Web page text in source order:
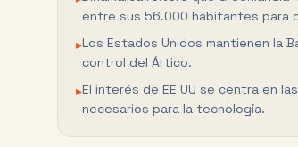
entre sus 56.000 habitantes para
▸Los Estados Unidos mantienen la
control del Ártico.
▸El interés de EE UU se centra en
necesarios para la tecnología.